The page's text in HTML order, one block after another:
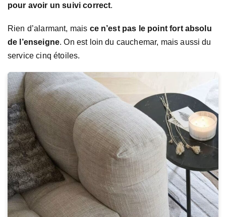
pour avoir un suivi correct.
Rien d’alarmant, mais ce n’est pas le point fort absolu
de l’enseigne. On est loin du cauchemar, mais aussi du
service cinq étoiles.